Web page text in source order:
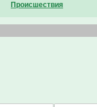
Проиcшествия